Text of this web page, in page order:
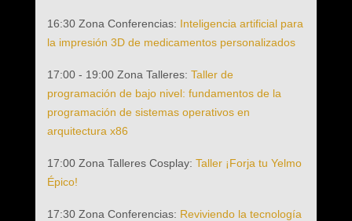
16:30 Zona Conferencias: Inteligencia artificial para
la impresión 3D de medicamentos personalizados
17:00 - 19:00 Zona Talleres: Taller de
programación de bajo nivel: fundamentos de la
programación de sistemas operativos en
arquitectura x86
17:00 Zona Talleres Cosplay: Taller ¡Forja tu Yelmo
Épico!
17:30 Zona Conferencias: Reviviendo la tecnología